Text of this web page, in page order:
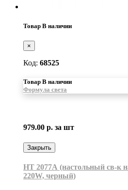
Товар В наличии
×
Код: 68525
Товар В наличии
Формула света
979.00 р. за шт
Закрыть
НТ 2077А (настольный св-к
220W, черный)